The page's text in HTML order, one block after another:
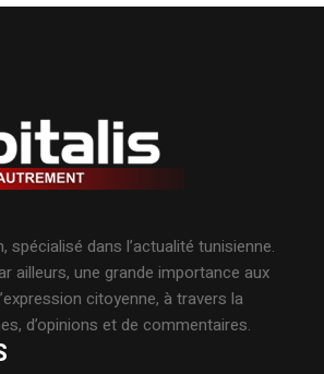
spécialisé dans l’actualité tunisienne.
ailleurs, une grande importance aux
citoyenne, à travers la
d’opinions et de commentaires.